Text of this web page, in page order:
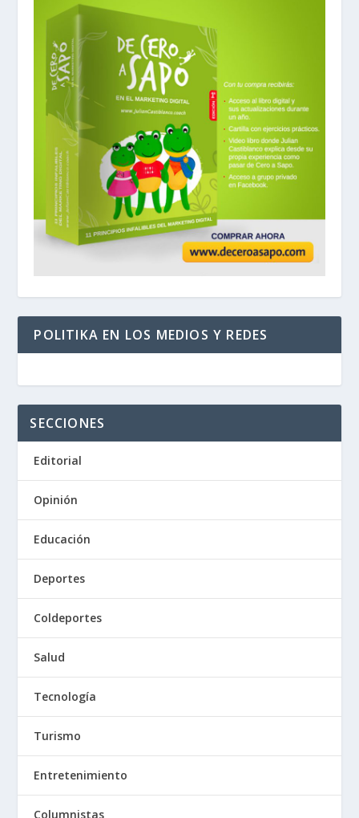
POLITIKA EN LOS MEDIOS Y REDES
SECCIONES
Editorial
Opinión
Educación
Deportes
Coldeportes
Salud
Tecnología
Turismo
Entretenimiento
Columnistas